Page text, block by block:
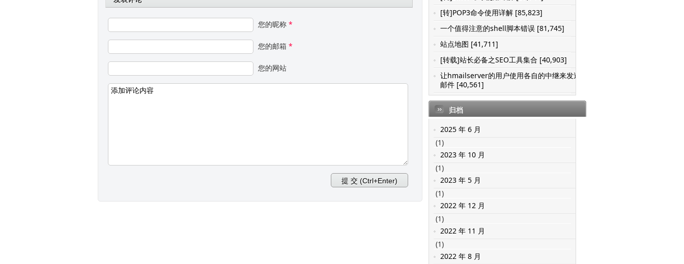
您的昵称 *
您的邮箱 *
您的网站
[转]POP3命令使用详解 [85,823]
一个值得注意的shell脚本错误 [81,745]
站点地图 [41,711]
[转载]站长必备之SEO工具集合 [40,903]
让hmailserver的用户使用各自的中继来发送
邮件 [40,561]
归档
2025 年 6 月
(1)
2023 年 10 月
(1)
2023 年 5 月
(1)
2022 年 12 月
(1)
2022 年 11 月
(1)
2022 年 8 月